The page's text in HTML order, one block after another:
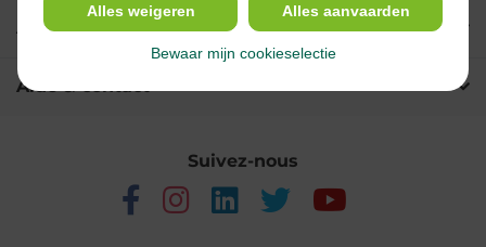
A propos de Multipharma
Aide & contact
Suivez-nous
Alles weigeren Alles aanvaarden
Bewaar mijn cookieselectie